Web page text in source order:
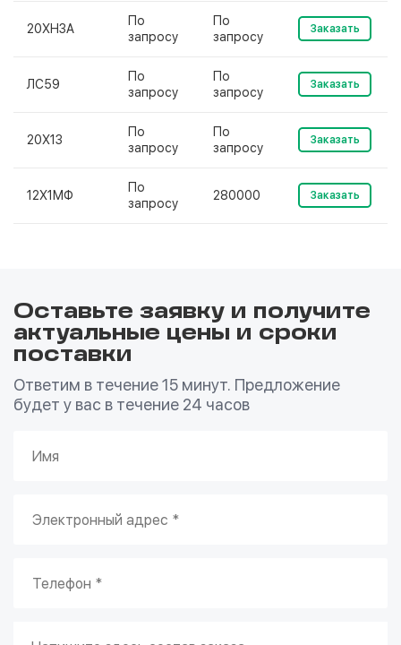
20ХН3А
По
запросу
По
запросу
Заказать
ЛС59
По
запросу
По
запросу
Заказать
20Х13
По
запросу
По
запросу
Заказать
12Х1МФ
По
запросу
280000 Заказать
Оставьте заявку и получите
актуальные цены и сроки
поставки
Ответим в течение 15 минут. Предложение
будет у вас в течение 24 часов